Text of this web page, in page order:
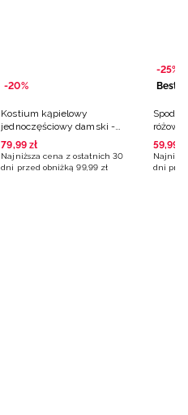
-20%
Kostium kąpielowy
jednoczęściowy damski -
różowy
79,99 zł
Najniższa cena z ostatnich 30
dni przed obniżką 99,99 zł
-25%
różowe
59,99
dni
Dowiedz się więcej